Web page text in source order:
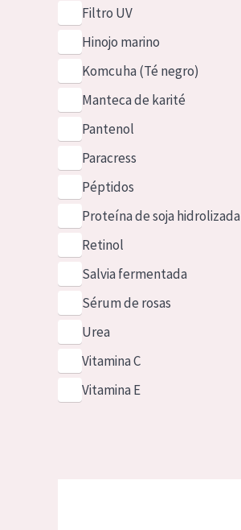
Filtro UV
Hinojo marino
Komcuha (Té negro)
Manteca de karité
Pantenol
Paracress
Péptidos
Proteína de soja hidrolizada
Retinol
Salvia fermentada
Sérum de rosas
Urea
Vitamina C
Vitamina E